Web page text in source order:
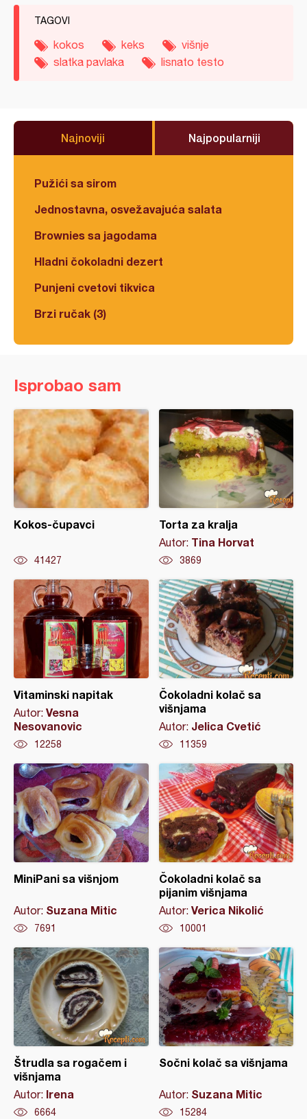
TAGOVI
kokos keks
višnje
slatka pavlaka
lisnato testo
Najnoviji Najpopularniji
Pužići sa sirom
Jednostavna, osvežavajuća salata
Brownies sa jagodama
Hladni čokoladni dezert
Punjeni cvetovi tikvica
Brzi ručak (3)
Isprobao sam
Kokos-čupavci
41427
Torta za kralja
Autor: Tina Horvat
3869
Vitaminski napitak
Autor: Vesna
Nesovanovic
12258
Čokoladni kolač sa
višnjama
Autor: Jelica Cvetić
11359
MiniPani sa višnjom
Autor: Suzana Mitic
7691
Čokoladni kolač sa
pijanim višnjama
Autor: Verica Nikolić
10001
Štrudla sa rogačem i
višnjama
Autor: Irena
6664
Sočni kolač sa višnjama
Autor: Suzana Mitic
15284